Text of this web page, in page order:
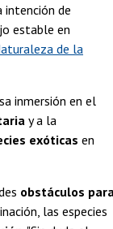
intención de
estable en
de la
inmersión en el
y a la
exóticas en
obstáculos para
las especies